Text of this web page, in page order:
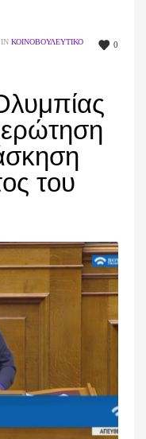
0
ΚΟΙΝΟΒΟΥΛΕΥΤΙΚΌ
ερώτηση
του